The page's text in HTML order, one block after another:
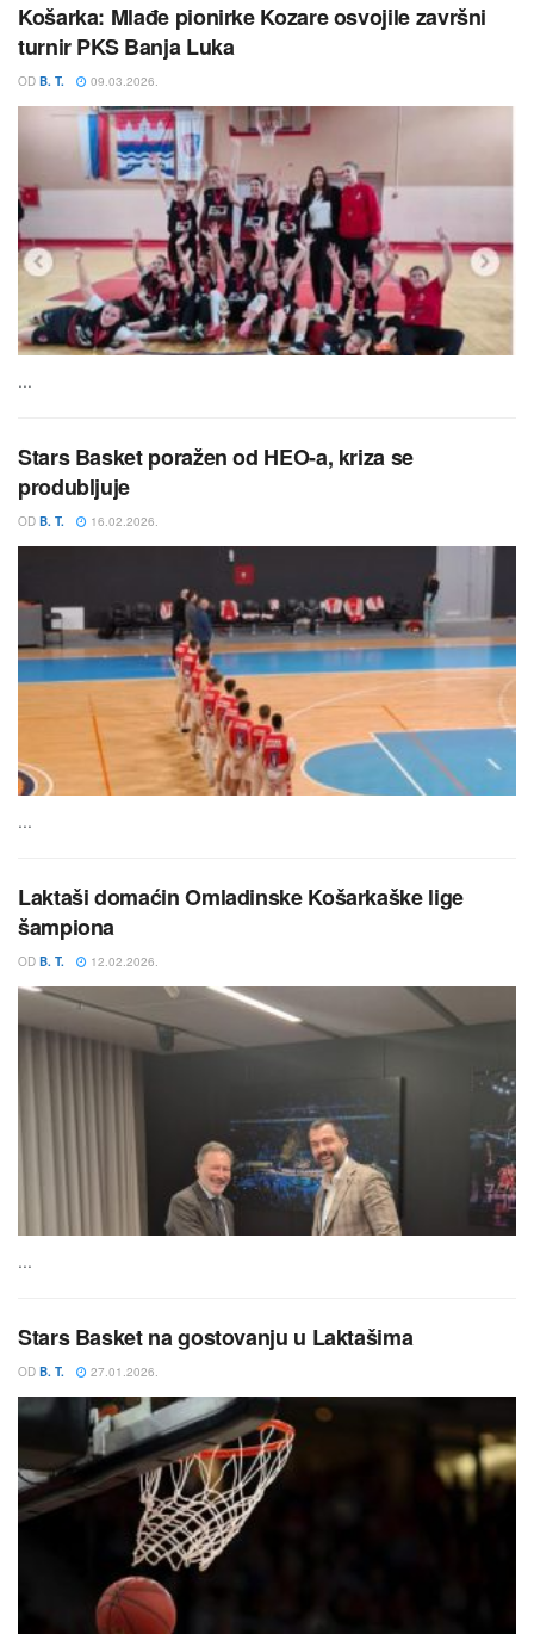
Košarka: Mlađe pionirke Kozare osvojile završni
turnir PKS Banja Luka
OD B. T. 09.03.2026.
...
Stars Basket poražen od HEO-a, kriza se
produbljuje
OD B. T. 16.02.2026.
...
Laktaši domaćin Omladinske Košarkaške lige
šampiona
OD B. T. 12.02.2026.
...
Stars Basket na gostovanju u Laktašima
OD B. T. 27.01.2026.